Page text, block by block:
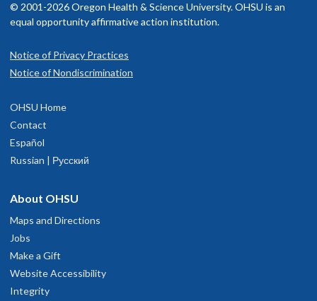
© 2001-2026 Oregon Health & Science University. OHSU is an
equal opportunity affirmative action institution.
Notice of Privacy Practices
Notice of Nondiscrimination
OHSU Home
Contact
Español
Russian | Русский
About OHSU
Maps and Directions
Jobs
Make a Gift
Website Accessibility
Integrity